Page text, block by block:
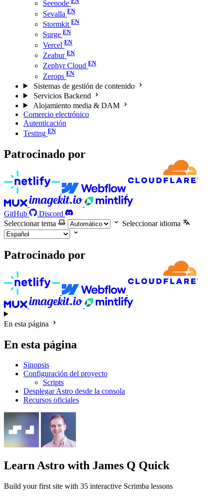
Seenode
Sevalla
Stormkit
Surge
Vercel
Zeabur
Zephyr Cloud
Zerops
Sistemas de gestión de contenido
Servicios Backend
Alojamiento media & DAM
Comercio electrónico
Autenticación
Testing
Patrocinado por
GitHub
Discord
Seleccionar tema
Seleccionar idioma
Patrocinado por
En esta página
En esta página
Sinopsis
Configuración del proyecto
Scripts
Desplegar Astro desde la consola
Recursos oficiales
Learn Astro with James Q Quick
Build your first site with 35 interactive Scrimba lessons